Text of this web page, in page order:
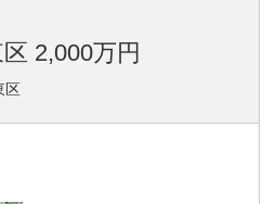
2,000万円
区